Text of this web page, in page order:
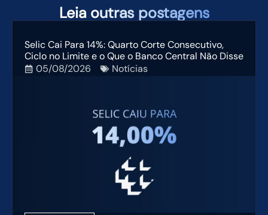
Leia outras postagens
Selic Cai Para 14%: Quarto Corte Consecutivo,
Ciclo no Limite e o Que o Banco Central Não Disse
05/08/2026
Notícias